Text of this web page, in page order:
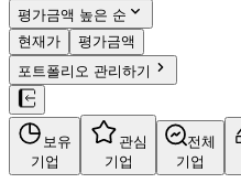
fPER 6.98
배당수익률15.48%
자사주비율-
결산월12월
4분기누적
10년
평가금액 높은 순
현재가
평가금액
포트폴리오 관리하기
보유
기업
관심
기업
전체
기업